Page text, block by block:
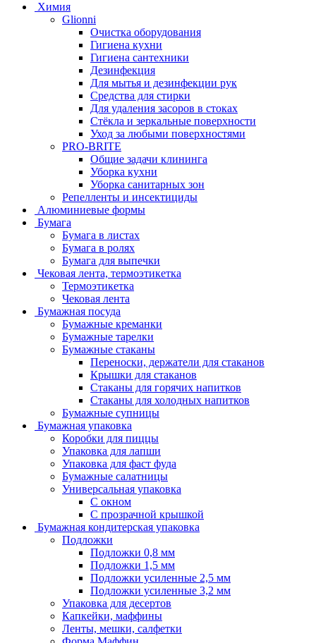
Химия
Glionni
Очистка оборудования
Гигиена кухни
Гигиена сантехники
Дезинфекция
Для мытья и дезинфекции рук
Средства для стирки
Для удаления засоров в стоках
Стёкла и зеркальные поверхности
Уход за любыми поверхностями
PRO-BRITE
Общие задачи клининга
Уборка кухни
Уборка санитарных зон
Репелленты и инсектициды
Алюминиевые формы
Бумага
Бумага в листах
Бумага в ролях
Бумага для выпечки
Чековая лента, термоэтикетка
Термоэтикетка
Чековая лента
Бумажная посуда
Бумажные креманки
Бумажные тарелки
Бумажные стаканы
Переноски, держатели для стаканов
Крышки для стаканов
Стаканы для горячих напитков
Стаканы для холодных напитков
Бумажные супницы
Бумажная упаковка
Коробки для пиццы
Упаковка для лапши
Упаковка для фаст фуда
Бумажные салатницы
Универсальная упаковка
С окном
С прозрачной крышкой
Бумажная кондитерская упаковка
Подложки
Подложки 0,8 мм
Подложки 1,5 мм
Подложки усиленные 2,5 мм
Подложки усиленные 3,2 мм
Упаковка для десертов
Капкейки, маффины
Ленты, мешки, салфетки